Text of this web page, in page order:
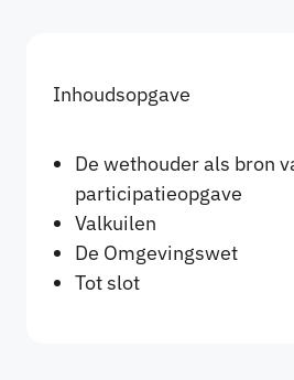
Inhoudsopgave
De wethouder als bron
participatieopgave
Valkuilen
De Omgevingswet
Tot slot